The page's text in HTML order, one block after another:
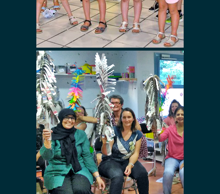
Formation de
magie pour
les
professions de
la petite
enfance